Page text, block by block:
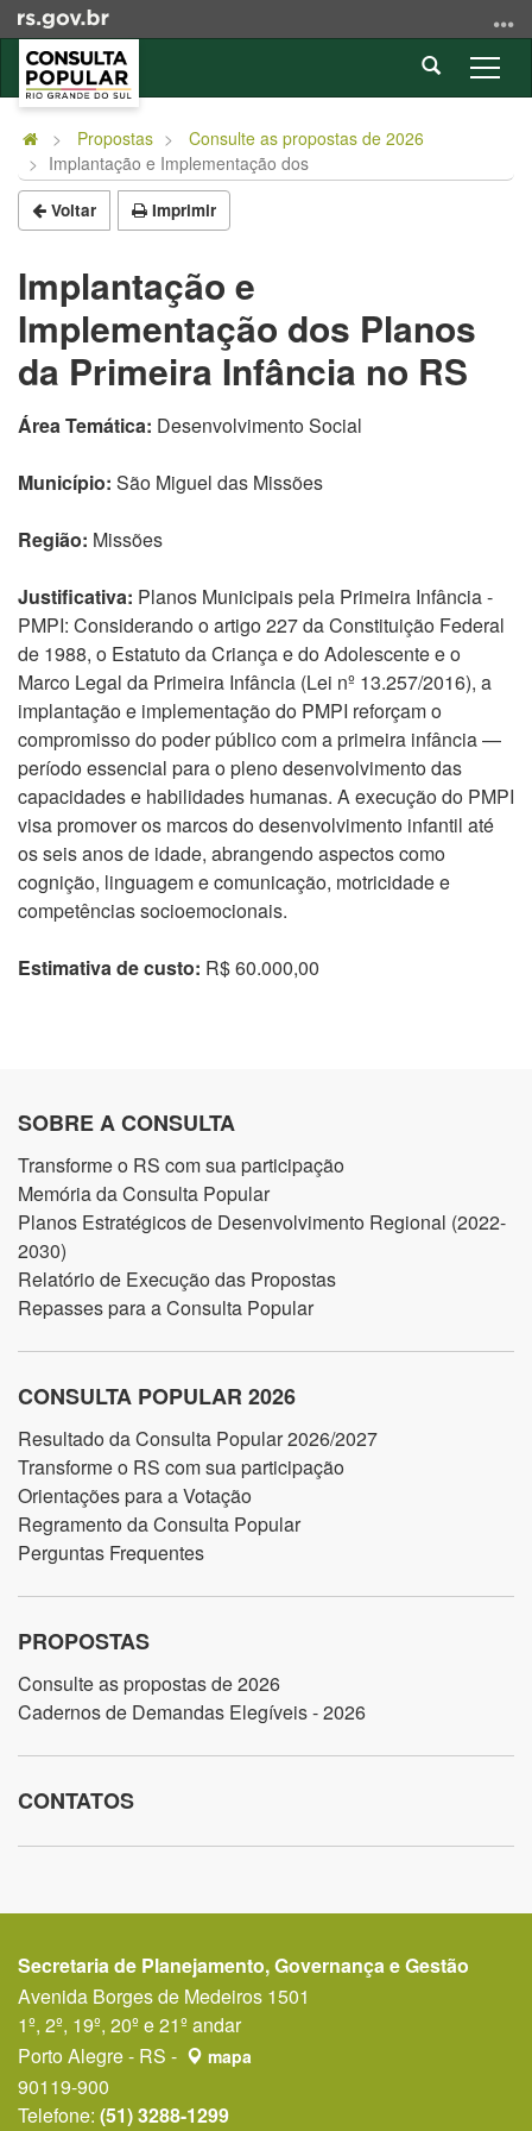
para
conteúdo
para
menu
para
busca
a
Abrir
a
Início
conteúdo
Propostas
Consulte as propostas de 2026
Implantação e Implementação dos
Voltar Imprimir
Implantação e
Implementação dos Planos
da Primeira Infância no RS
Área Temática: Desenvolvimento Social
Município: São Miguel das Missões
Região: Missões
Justificativa: Planos Municipais pela Primeira Infância -
PMPI: Considerando o artigo 227 da Constituição Federal
de 1988, o Estatuto da Criança e do Adolescente e o
Marco Legal da Primeira Infância (Lei nº 13.257/2016), a
implantação e implementação do PMPI reforçam o
compromisso do poder público com a primeira infância —
período essencial para o pleno desenvolvimento das
capacidades e habilidades humanas. A execução do PMPI
visa promover os marcos do desenvolvimento infantil até
os seis anos de idade, abrangendo aspectos como
cognição, linguagem e comunicação, motricidade e
competências socioemocionais.
Estimativa de custo: R$ 60.000,00
SOBRE A CONSULTA
Transforme o RS com sua participação
Memória da Consulta Popular
Planos Estratégicos de Desenvolvimento Regional (2022-
2030)
Relatório de Execução das Propostas
Repasses para a Consulta Popular
CONSULTA POPULAR 2026
Resultado da Consulta Popular 2026/2027
Transforme o RS com sua participação
Orientações para a Votação
Regramento da Consulta Popular
Perguntas Frequentes
PROPOSTAS
Consulte as propostas de 2026
Cadernos de Demandas Elegíveis - 2026
CONTATOS
Secretaria de Planejamento, Governança e Gestão
Avenida Borges de Medeiros 1501
1º, 2º, 19º, 20º e 21º andar
Porto Alegre - RS -
mapa
90119-900
Telefone: (51) 3288-1299